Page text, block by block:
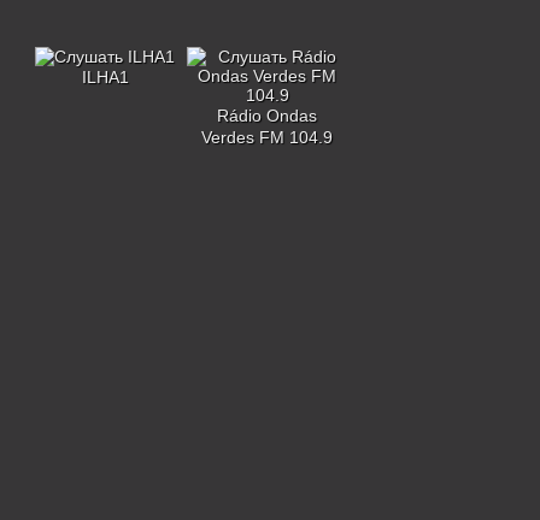
ILHA1
Rádio Ondas
Verdes FM 104.9